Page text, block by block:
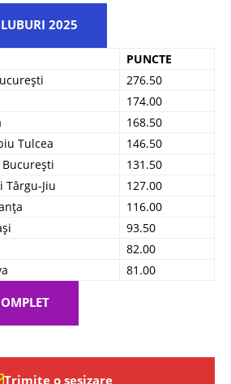
2025
PUNCTE
276.50
174.00
168.50
Tulcea
146.50
București
131.50
Târgu-Jiu
127.00
116.00
93.50
82.00
81.00
Trimite o sesizare